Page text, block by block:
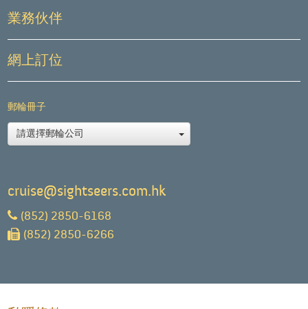
業務伙伴
網上訂位
郵輪冊子
請選擇郵輪公司
cruise@sightseers.com.hk
(852) 2850-6168
(852) 2850-6266